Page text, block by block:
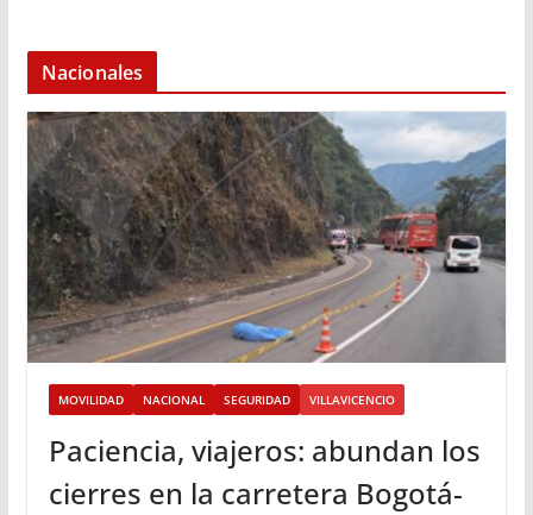
Nacionales
MOVILIDAD NACIONAL SEGURIDAD VILLAVICENCIO
Paciencia, viajeros: abundan los
cierres en la carretera Bogotá-